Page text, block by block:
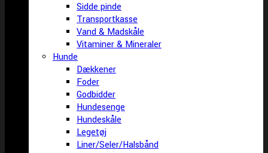
Sidde pinde
Transportkasse
Vand & Madskåle
Vitaminer & Mineraler
Hunde
Dækkener
Foder
Godbidder
Hundesenge
Hundeskåle
Legetøj
Liner/Seler/Halsbånd